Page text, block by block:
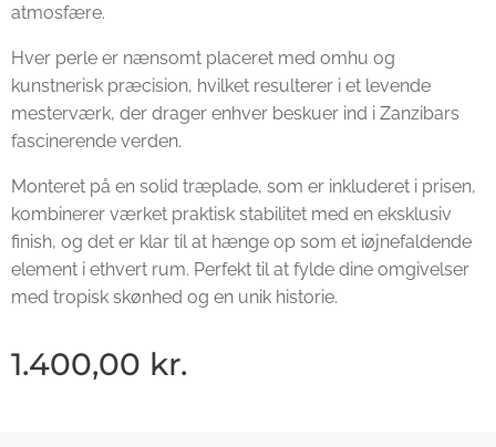
atmosfære.
Hver perle er nænsomt placeret med omhu og
kunstnerisk præcision, hvilket resulterer i et levende
mesterværk, der drager enhver beskuer ind i Zanzibars
fascinerende verden.
Monteret på en solid træplade, som er inkluderet i prisen,
kombinerer værket praktisk stabilitet med en eksklusiv
finish, og det er klar til at hænge op som et iøjnefaldende
element i ethvert rum. Perfekt til at fylde dine omgivelser
med tropisk skønhed og en unik historie.
1.400,00 kr.